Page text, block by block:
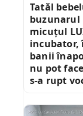
Tatăl
buzunarul
micuțul
incubator,
banii
nu pot
s-a rupt